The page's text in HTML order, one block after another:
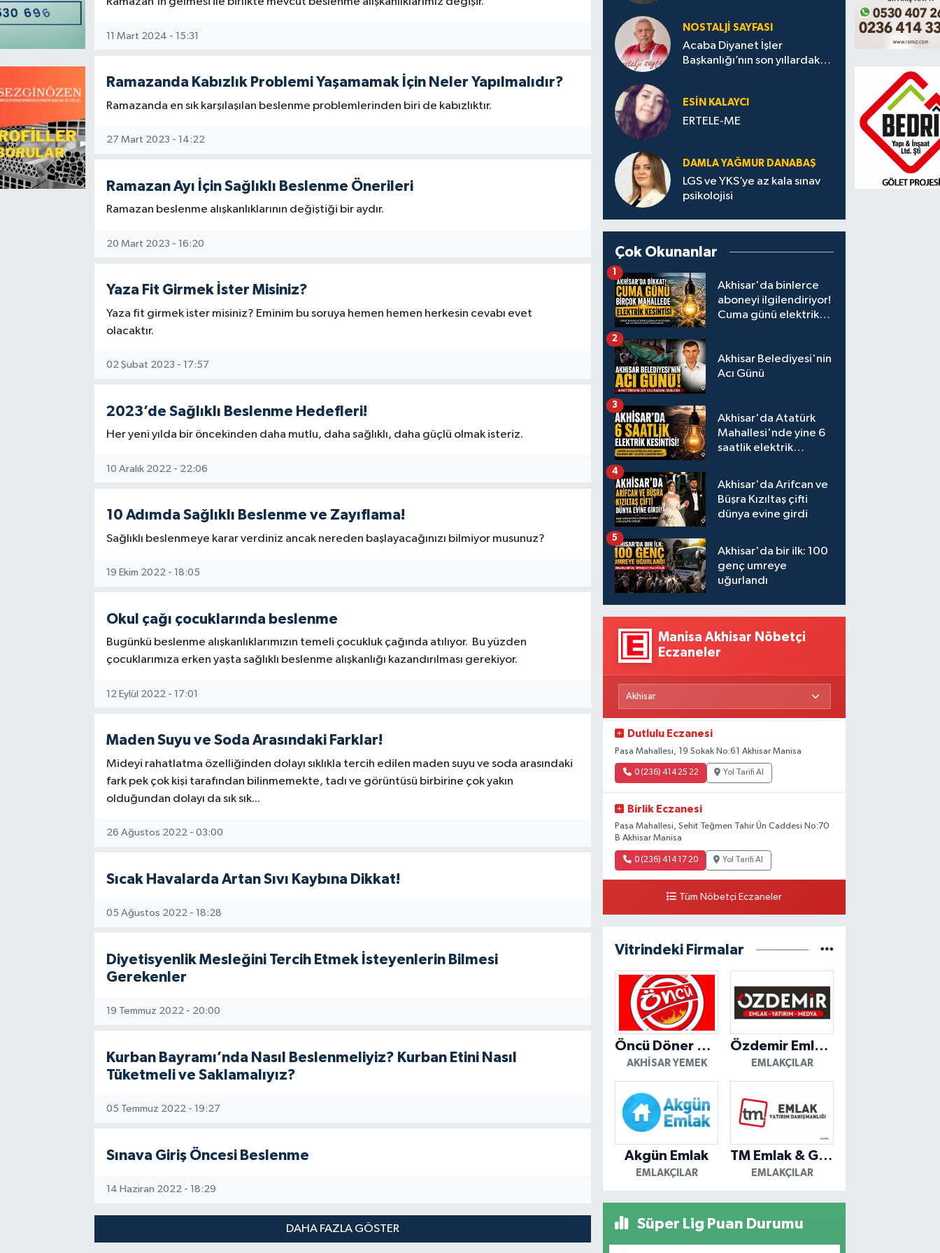
11 Mart 2024 - 15:31
Ramazanda Kabızlık Problemi Yaşamamak İçin Neler Yapılmalıdır?
Ramazanda en sık karşılaşılan beslenme problemlerinden biri de kabızlıktır.
27 Mart 2023 - 14:22
Ramazan Ayı İçin Sağlıklı Beslenme Önerileri
Ramazan beslenme alışkanlıklarının değiştiği bir aydır.
20 Mart 2023 - 16:20
Yaza Fit Girmek İster Misiniz?
Yaza fit girmek ister misiniz? Eminim bu soruya hemen hemen herkesin cevabı evet
olacaktır.
02 Şubat 2023 - 17:57
2023’de Sağlıklı Beslenme Hedefleri!
Her yeni yılda bir öncekinden daha mutlu, daha sağlıklı, daha güçlü olmak isteriz.
10 Aralık 2022 - 22:06
10 Adımda Sağlıklı Beslenme ve Zayıflama!
Sağlıklı beslenmeye karar verdiniz ancak nereden başlayacağınızı bilmiyor musunuz?
19 Ekim 2022 - 18:05
Okul çağı çocuklarında beslenme
Bugünkü beslenme alışkanlıklarımızın temeli çocukluk çağında atılıyor. Bu yüzden
çocuklarımıza erken yaşta sağlıklı beslenme alışkanlığı kazandırılması gerekiyor.
12 Eylül 2022 - 17:01
Maden Suyu ve Soda Arasındaki Farklar!
Mideyi rahatlatma özelliğinden dolayı sıklıkla tercih edilen maden suyu ve soda arasındaki
fark pek çok kişi tarafından bilinmemekte, tadı ve görüntüsü birbirine çok yakın
olduğundan dolayı da sık sık...
26 Ağustos 2022 - 03:00
Sıcak Havalarda Artan Sıvı Kaybına Dikkat!
05 Ağustos 2022 - 18:28
Diyetisyenlik Mesleğini Tercih Etmek İsteyenlerin Bilmesi
Gerekenler
19 Temmuz 2022 - 20:00
Kurban Bayramı’nda Nasıl Beslenmeliyiz? Kurban Etini Nasıl
Tüketmeli ve Saklamalıyız?
05 Temmuz 2022 - 19:27
Sınava Giriş Öncesi Beslenme
14 Haziran 2022 - 18:29
DAHA FAZLA GÖSTER
NOSTALJI SAYFASI
Acaba Diyanet İşler
Başkanlığı’nın son yıllardaki
ESIN KALAYCI
ERTELE-ME
DAMLA YAĞMUR DANABAŞ
LGS ve YKS’ye az kala sınav
psikolojisi
Çok Okunanlar
Akhisar'da binlerce
aboneyi ilgilendiriyor!
Cuma günü elektrik
1
Akhisar Belediyesi'nin
Acı Günü
2
Akhisar'da Atatürk
Mahallesi'nde yine 6
saatlik elektrik
3
Akhisar'da Arifcan ve
Büşra Kızıltaş çifti
dünya evine girdi
4
Akhisar'da bir ilk: 100
genç umreye
uğurlandı
5
Manisa Akhisar Nöbetçi
Eczaneler
Dutlulu Eczanesi
Paşa Mahallesi, 19 Sokak No:61 Akhisar Manisa
0 (236) 414 25 22 Yol Tarifi Al
Birlik Eczanesi
Paşa Mahallesi, Şehit Teğmen Tahir Ün Caddesi No:70
B Akhisar Manisa
0 (236) 414 17 20 Yol Tarifi Al
Tüm Nöbetçi Eczaneler
Vitrindeki Firmalar
Öncü Döner Akhisar
AKHISAR YEMEK
Özdemir Emlak Yatırım
EMLAKÇILAR
Akgün Emlak
EMLAKÇILAR
TM Emlak & Gayrimenkul
EMLAKÇILAR
Süper Lig Puan Durumu
Magazin
Kadın
Yerel Haber
Akhisar Emlak
Ülke
Duyurular
Sektörel
Röportaj
Dünya